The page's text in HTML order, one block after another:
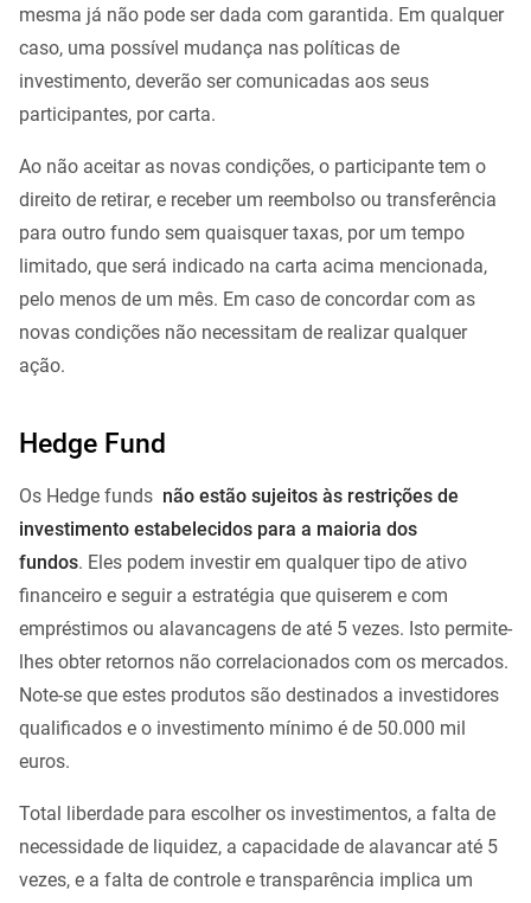
mesma já não pode ser dada com garantida. Em qualquer
caso, uma possível mudança nas políticas de
investimento, deverão ser comunicadas aos seus
participantes, por carta.
Ao não aceitar as novas condições, o participante tem o
direito de retirar, e receber um reembolso ou transferência
para outro fundo sem quaisquer taxas, por um tempo
limitado, que será indicado na carta acima mencionada,
pelo menos de um mês. Em caso de concordar com as
novas condições não necessitam de realizar qualquer
ação.
Hedge Fund
Os Hedge funds não estão sujeitos às restrições de
investimento estabelecidos para a maioria dos
fundos. Eles podem investir em qualquer tipo de ativo
financeiro e seguir a estratégia que quiserem e com
empréstimos ou alavancagens de até 5 vezes. Isto permite-
lhes obter retornos não correlacionados com os mercados.
Note-se que estes produtos são destinados a investidores
qualificados e o investimento mínimo é de 50.000 mil
euros.
Total liberdade para escolher os investimentos, a falta de
necessidade de liquidez, a capacidade de alavancar até 5
vezes, e a falta de controle e transparência implica um